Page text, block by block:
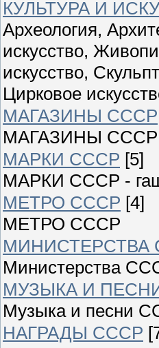
КУЛЬТУРА И
Археология,
искусство,
искусство,
Цирковое
МАГАЗИНЫ СССР
МАГАЗИНЫ СССР
МАРКИ СССР [5]
МАРКИ СССР -
МЕТРО СССР [4]
МЕТРО СССР
МИНИСТЕРСТВА
Министерства
МУЗЫКА И
Музыка и песни
НАГРАДЫ СССР